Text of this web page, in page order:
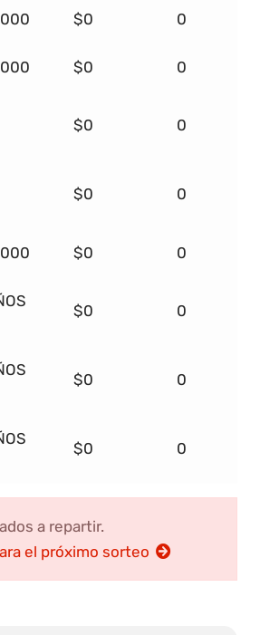
$0 0
$0 0
$0 0
$0 0
$0 0
$0 0
$0 0
$0 0
a repartir.
el próximo sorteo